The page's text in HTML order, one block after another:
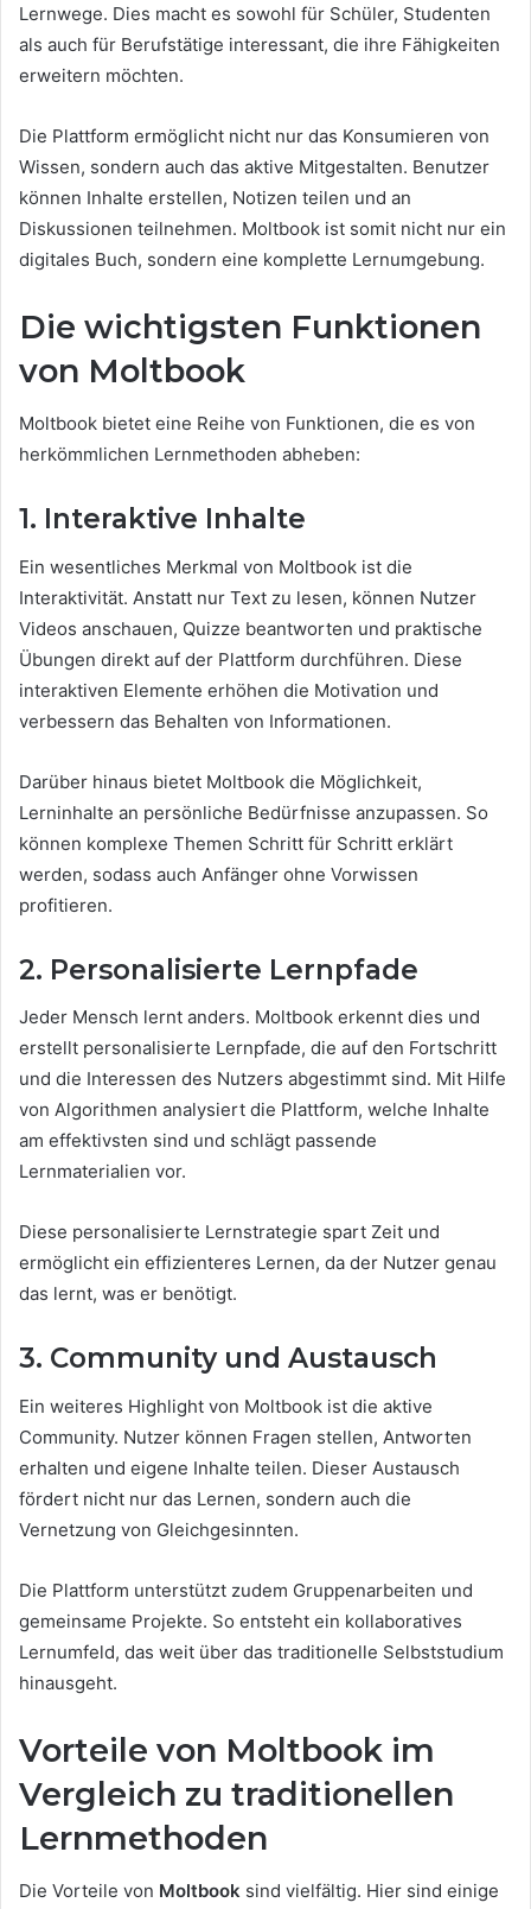
Lernwege. Dies macht es sowohl für Schüler, Studenten
als auch für Berufstätige interessant, die ihre Fähigkeiten
erweitern möchten.
Die Plattform ermöglicht nicht nur das Konsumieren von
Wissen, sondern auch das aktive Mitgestalten. Benutzer
können Inhalte erstellen, Notizen teilen und an
Diskussionen teilnehmen. Moltbook ist somit nicht nur ein
digitales Buch, sondern eine komplette Lernumgebung.
Die wichtigsten Funktionen
von Moltbook
Moltbook bietet eine Reihe von Funktionen, die es von
herkömmlichen Lernmethoden abheben:
1. Interaktive Inhalte
Ein wesentliches Merkmal von Moltbook ist die
Interaktivität. Anstatt nur Text zu lesen, können Nutzer
Videos anschauen, Quizze beantworten und praktische
Übungen direkt auf der Plattform durchführen. Diese
interaktiven Elemente erhöhen die Motivation und
verbessern das Behalten von Informationen.
Darüber hinaus bietet Moltbook die Möglichkeit,
Lerninhalte an persönliche Bedürfnisse anzupassen. So
können komplexe Themen Schritt für Schritt erklärt
werden, sodass auch Anfänger ohne Vorwissen
profitieren.
2. Personalisierte Lernpfade
Jeder Mensch lernt anders. Moltbook erkennt dies und
erstellt personalisierte Lernpfade, die auf den Fortschritt
und die Interessen des Nutzers abgestimmt sind. Mit Hilfe
von Algorithmen analysiert die Plattform, welche Inhalte
am effektivsten sind und schlägt passende
Lernmaterialien vor.
Diese personalisierte Lernstrategie spart Zeit und
ermöglicht ein effizienteres Lernen, da der Nutzer genau
das lernt, was er benötigt.
3. Community und Austausch
Ein weiteres Highlight von Moltbook ist die aktive
Community. Nutzer können Fragen stellen, Antworten
erhalten und eigene Inhalte teilen. Dieser Austausch
fördert nicht nur das Lernen, sondern auch die
Vernetzung von Gleichgesinnten.
Die Plattform unterstützt zudem Gruppenarbeiten und
gemeinsame Projekte. So entsteht ein kollaboratives
Lernumfeld, das weit über das traditionelle Selbststudium
hinausgeht.
Vorteile von Moltbook im
Vergleich zu traditionellen
Lernmethoden
Die Vorteile von Moltbook sind vielfältig. Hier sind einige